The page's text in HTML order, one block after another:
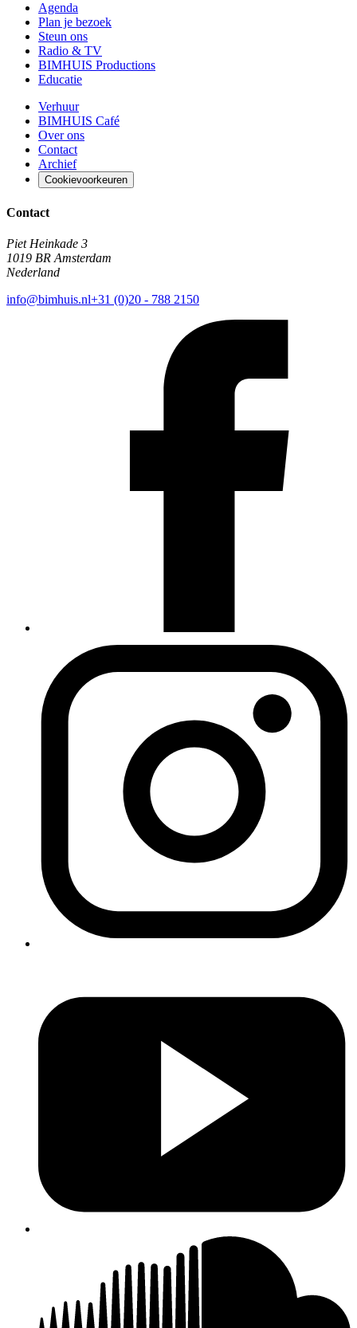
Agenda
Plan je bezoek
Steun ons
Radio & TV
BIMHUIS Productions
Educatie
Verhuur
BIMHUIS Café
Over ons
Contact
Archief
Cookievoorkeuren
Contact
Piet Heinkade 3
1019 BR Amsterdam
Nederland
info@bimhuis.nl+31 (0)20 - 788 2150